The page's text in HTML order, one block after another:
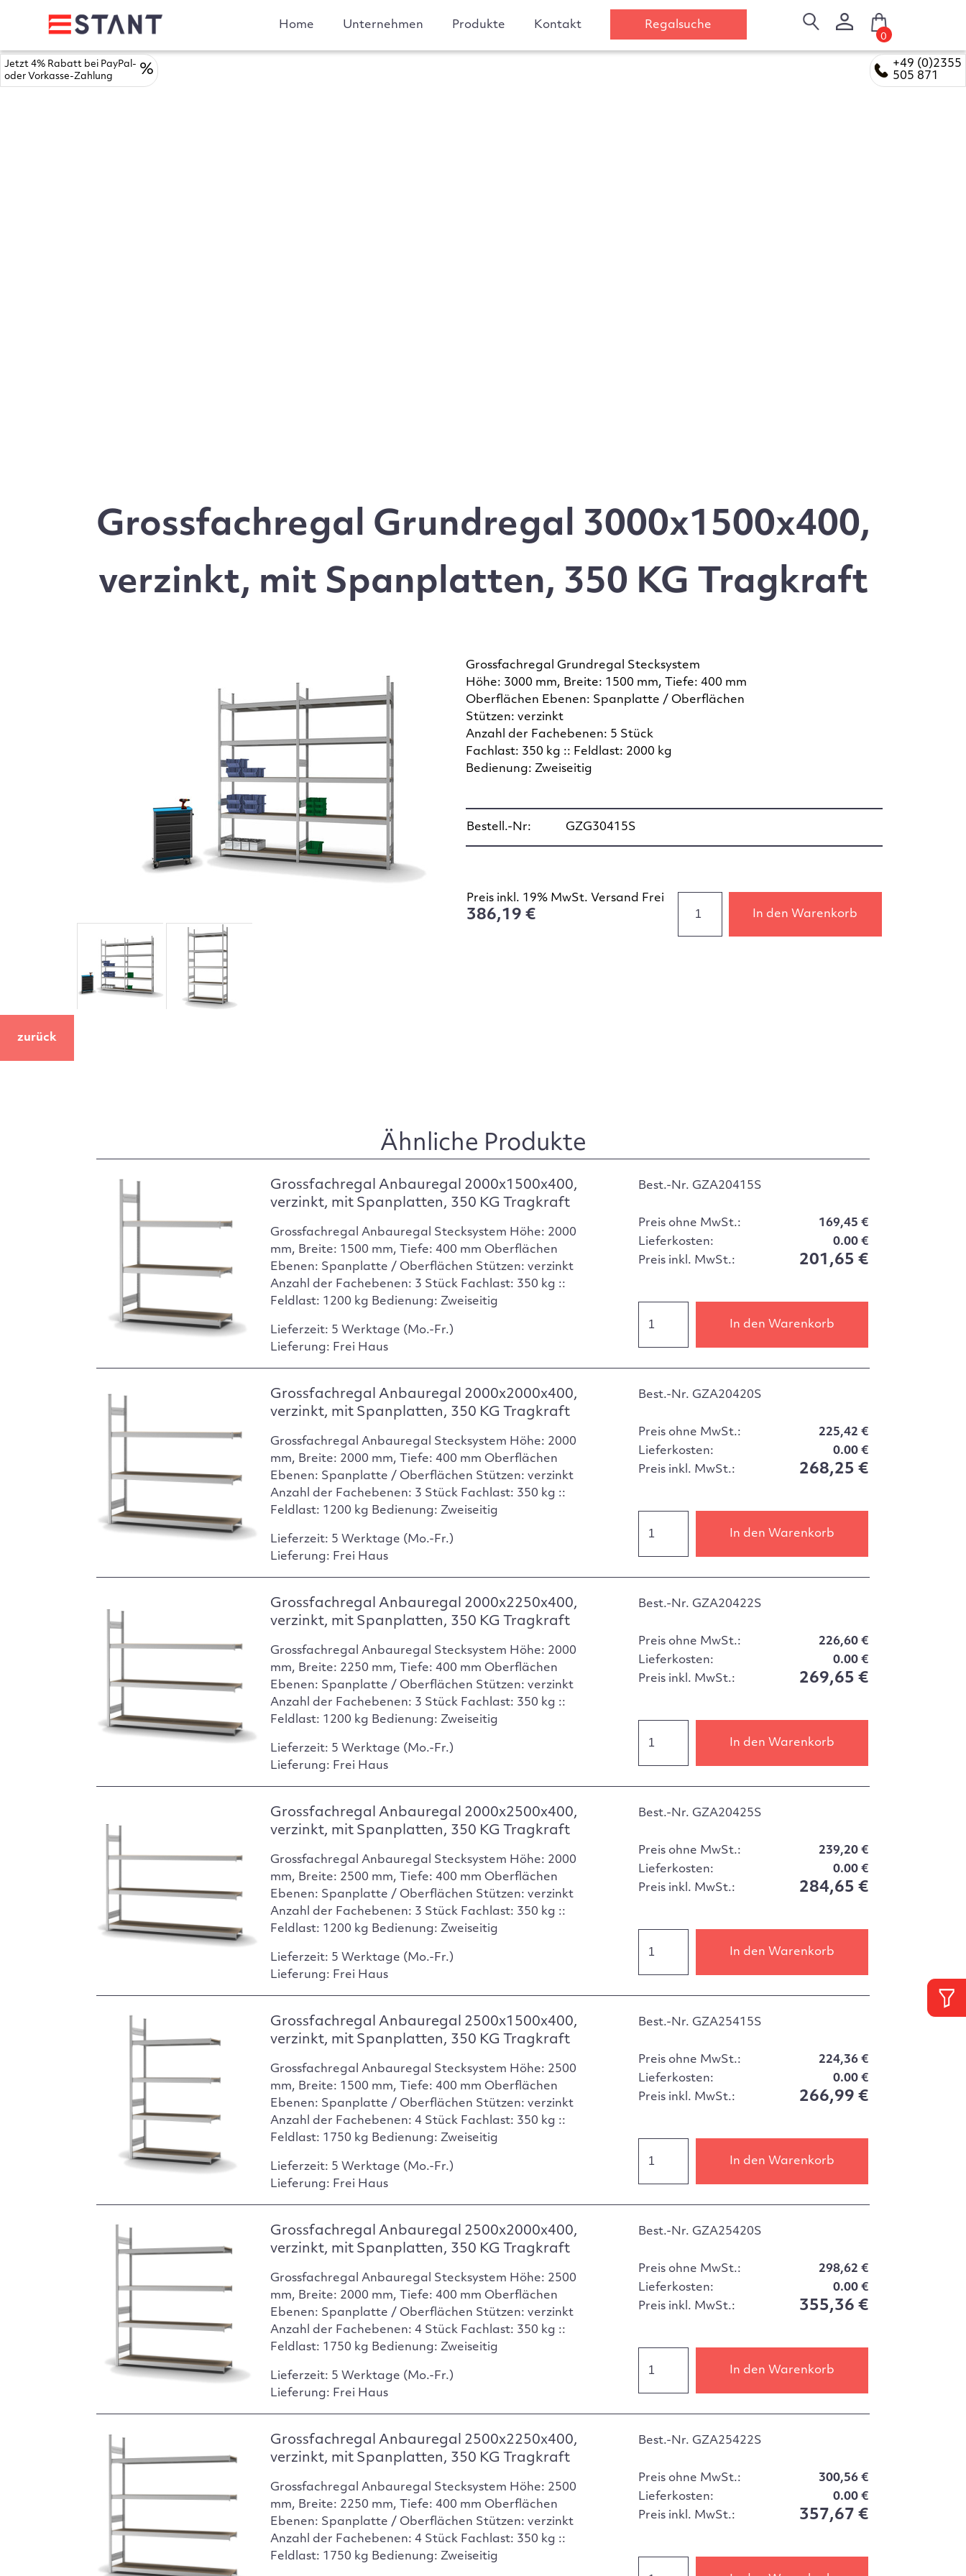
+49 (0)2355
505 871
Jetzt 4% Rabatt bei PayPal-
oder Vorkasse-Zahlung
%
Home Unternehmen Produkte Kontakt Regalsuche
0
Grossfachregal Grundregal 3000x1500x400,
verzinkt, mit Spanplatten, 350 KG Tragkraft
Grossfachregal Grundregal Stecksystem
Höhe: 3000 mm, Breite: 1500 mm, Tiefe: 400 mm
Oberflächen Ebenen: Spanplatte / Oberflächen
Stützen: verzinkt
Anzahl der Fachebenen: 5 Stück
Fachlast: 350 kg :: Feldlast: 2000 kg
Bedienung: Zweiseitig
Bestell.-Nr: GZG30415S
Preis inkl. 19% MwSt. Versand Frei
386,19 € In den Warenkorb
zurück
Ähnliche Produkte
Grossfachregal Anbauregal 2000x1500x400,
verzinkt, mit Spanplatten, 350 KG Tragkraft
Grossfachregal Anbauregal Stecksystem Höhe: 2000
mm, Breite: 1500 mm, Tiefe: 400 mm Oberflächen
Ebenen: Spanplatte / Oberflächen Stützen: verzinkt
Anzahl der Fachebenen: 3 Stück Fachlast: 350 kg ::
Feldlast: 1200 kg Bedienung: Zweiseitig
Lieferzeit: 5 Werktage (Mo.-Fr.)
Lieferung: Frei Haus
Best.-Nr. GZA20415S
Preis ohne MwSt.:
169,45 €
Lieferkosten:
0.00 €
Preis inkl. MwSt.:
201,65 €
In den Warenkorb
Grossfachregal Anbauregal 2000x2000x400,
verzinkt, mit Spanplatten, 350 KG Tragkraft
Grossfachregal Anbauregal Stecksystem Höhe: 2000
mm, Breite: 2000 mm, Tiefe: 400 mm Oberflächen
Ebenen: Spanplatte / Oberflächen Stützen: verzinkt
Anzahl der Fachebenen: 3 Stück Fachlast: 350 kg ::
Feldlast: 1200 kg Bedienung: Zweiseitig
Lieferzeit: 5 Werktage (Mo.-Fr.)
Lieferung: Frei Haus
Best.-Nr. GZA20420S
Preis ohne MwSt.:
225,42 €
Lieferkosten:
0.00 €
Preis inkl. MwSt.:
268,25 €
In den Warenkorb
Grossfachregal Anbauregal 2000x2250x400,
verzinkt, mit Spanplatten, 350 KG Tragkraft
Grossfachregal Anbauregal Stecksystem Höhe: 2000
mm, Breite: 2250 mm, Tiefe: 400 mm Oberflächen
Ebenen: Spanplatte / Oberflächen Stützen: verzinkt
Anzahl der Fachebenen: 3 Stück Fachlast: 350 kg ::
Feldlast: 1200 kg Bedienung: Zweiseitig
Lieferzeit: 5 Werktage (Mo.-Fr.)
Lieferung: Frei Haus
Best.-Nr. GZA20422S
Preis ohne MwSt.:
226,60 €
Lieferkosten:
0.00 €
Preis inkl. MwSt.:
269,65 €
In den Warenkorb
Grossfachregal Anbauregal 2000x2500x400,
verzinkt, mit Spanplatten, 350 KG Tragkraft
Grossfachregal Anbauregal Stecksystem Höhe: 2000
mm, Breite: 2500 mm, Tiefe: 400 mm Oberflächen
Ebenen: Spanplatte / Oberflächen Stützen: verzinkt
Anzahl der Fachebenen: 3 Stück Fachlast: 350 kg ::
Feldlast: 1200 kg Bedienung: Zweiseitig
Lieferzeit: 5 Werktage (Mo.-Fr.)
Lieferung: Frei Haus
Best.-Nr. GZA20425S
Preis ohne MwSt.:
239,20 €
Lieferkosten:
0.00 €
Preis inkl. MwSt.:
284,65 €
In den Warenkorb
Grossfachregal Anbauregal 2500x1500x400,
verzinkt, mit Spanplatten, 350 KG Tragkraft
Grossfachregal Anbauregal Stecksystem Höhe: 2500
mm, Breite: 1500 mm, Tiefe: 400 mm Oberflächen
Ebenen: Spanplatte / Oberflächen Stützen: verzinkt
Anzahl der Fachebenen: 4 Stück Fachlast: 350 kg ::
Feldlast: 1750 kg Bedienung: Zweiseitig
Lieferzeit: 5 Werktage (Mo.-Fr.)
Lieferung: Frei Haus
Best.-Nr. GZA25415S
Preis ohne MwSt.:
224,36 €
Lieferkosten:
0.00 €
Preis inkl. MwSt.:
266,99 €
In den Warenkorb
Grossfachregal Anbauregal 2500x2000x400,
verzinkt, mit Spanplatten, 350 KG Tragkraft
Grossfachregal Anbauregal Stecksystem Höhe: 2500
mm, Breite: 2000 mm, Tiefe: 400 mm Oberflächen
Ebenen: Spanplatte / Oberflächen Stützen: verzinkt
Anzahl der Fachebenen: 4 Stück Fachlast: 350 kg ::
Feldlast: 1750 kg Bedienung: Zweiseitig
Lieferzeit: 5 Werktage (Mo.-Fr.)
Lieferung: Frei Haus
Best.-Nr. GZA25420S
Preis ohne MwSt.:
298,62 €
Lieferkosten:
0.00 €
Preis inkl. MwSt.:
355,36 €
In den Warenkorb
Grossfachregal Anbauregal 2500x2250x400,
verzinkt, mit Spanplatten, 350 KG Tragkraft
Grossfachregal Anbauregal Stecksystem Höhe: 2500
mm, Breite: 2250 mm, Tiefe: 400 mm Oberflächen
Ebenen: Spanplatte / Oberflächen Stützen: verzinkt
Anzahl der Fachebenen: 4 Stück Fachlast: 350 kg ::
Feldlast: 1750 kg Bedienung: Zweiseitig
Best.-Nr. GZA25422S
Preis ohne MwSt.:
300,56 €
Lieferkosten:
0.00 €
Preis inkl. MwSt.:
357,67 €